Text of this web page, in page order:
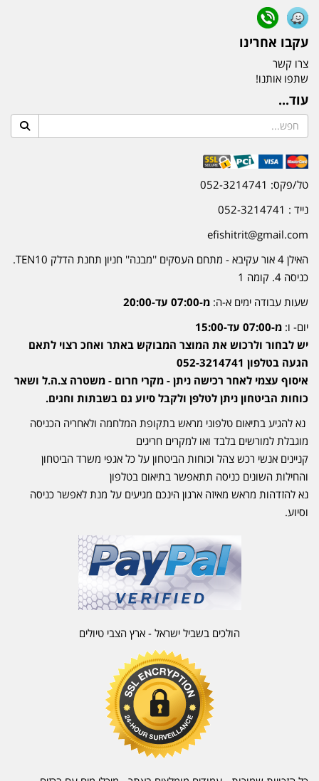
עקבו אחרינו
צרו קשר
שתפו אותנו!
עוד...
טל/פקס: 052-3214741
נייד : 052-3214741
efishitrit@gmail.com
האילן 4 אור עקיבא - מתחם העסקים ''מבנה'' חניון תחנת הדלק TEN10.
כניסה 4. קומה 1
שעות עבודה ימים א-ה: מ-07:00 עד-20:00
יום- ו: מ-07:00 עד-15:00
יש לבחור ולרכוש את המוצר המבוקש באתר ואחכ רצוי לתאם
הגעה בטלפון 052-3214741
איסוף עצמי לאחר רכישה ניתן - מקרי חרום - משטרה צ.ה.ל ושאר
כוחות הביטחון ניתן לטלפן ולקבל סיוע גם בשבתות וחגים.
נא להגיע בתיאום טלפוני מראש בתקופת המלחמה ולאחריה הכניסה
מוגבלת למורשים בלבד ואו למקרים חריגים
קניינים אנשי רכש צהל וכוחות הביטחון על כל אגפי משרד הביטחון
והחילות השונים כניסה תתאפשר בתיאום בטלפון
נא להזדהות מראש מאיזה ארגון הינכם מגיעים על מנת לאפשר כניסה
וסיוע.
הולכים בשביל ישראל - ארץ הצבי טיולים